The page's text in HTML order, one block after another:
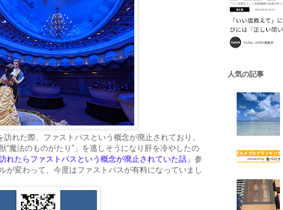
れた際、ファストパスという概念が廃止されており、
“魔法のものがたり”」を逃しそうになり肝を冷やしたの
れたらファストパスという概念が廃止されていた話」 参
が変わって、今度はファストパスが有料になっていまし
人気の記事